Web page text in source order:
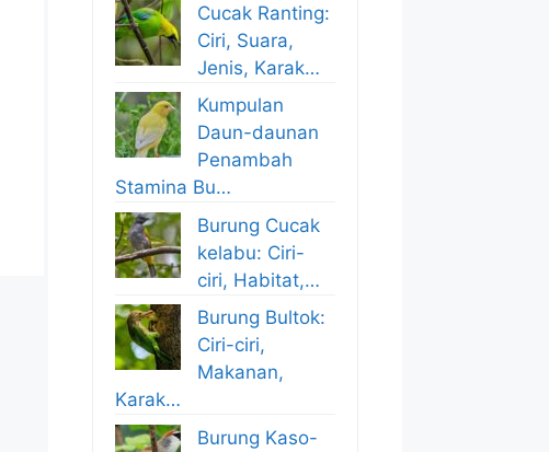
Cucak Ranting:
Ciri, Suara,
Jenis, Karak…
Kumpulan
Daun-daunan
Penambah
Stamina Bu…
Burung Cucak
kelabu: Ciri-
ciri, Habitat,…
Burung Bultok:
Ciri-ciri,
Makanan,
Karak…
Burung Kaso-